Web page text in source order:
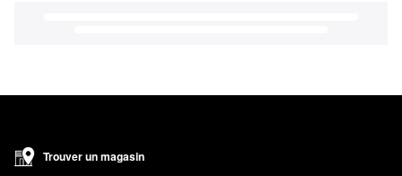
Trouver un magasin